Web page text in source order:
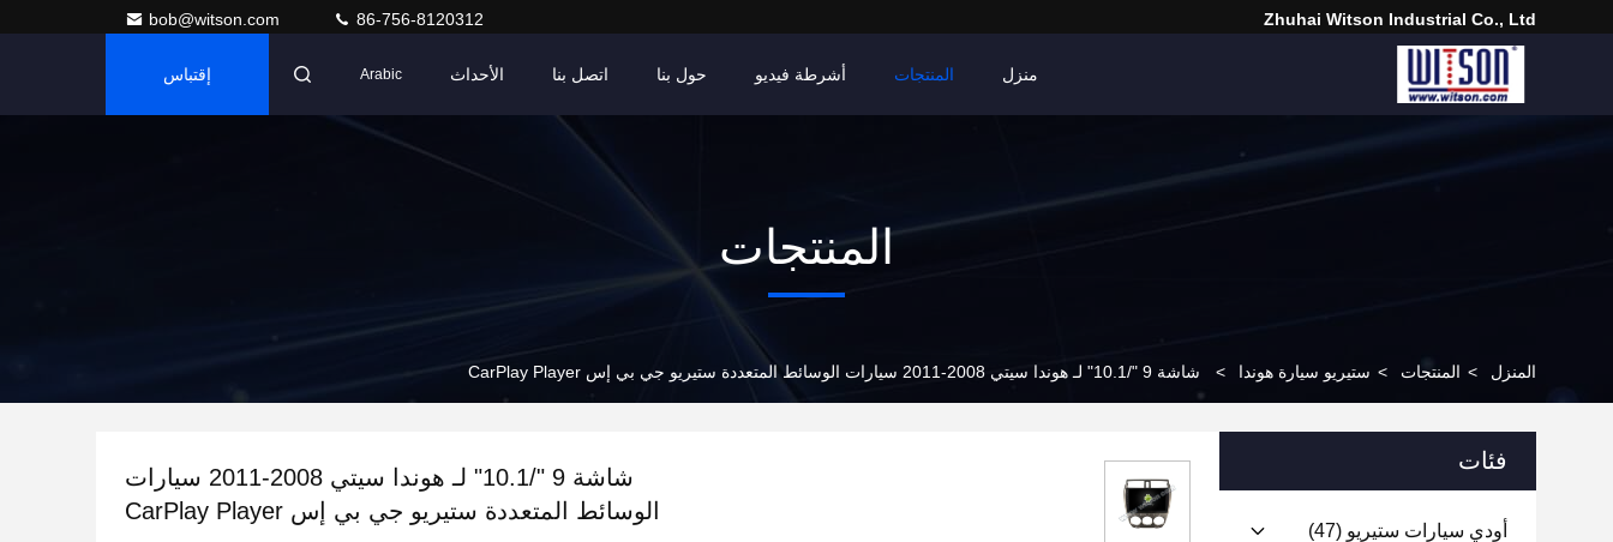
Zhuhai Witson Industrial Co., Ltd
bob@witson.com 86-756-8120312
منزل المنتجات أشرطة فيديو حول بنا اتصل بنا الأحداث Arabic إقتباس
المنتجات
المنزل > المنتجات > ستيريو سيارة هوندا > شاشة 9 "/10.1" لـ هوندا سيتي 2008-2011 سيارات الوسائط المتعددة ستيريو جي بي إس CarPlay Player
فئات
أودي سيارات ستيريو (47)
شاشة 9 "/10.1" لـ هوندا سيتي 2008-2011 سيارات
الوسائط المتعددة ستيريو جي بي إس CarPlay Player